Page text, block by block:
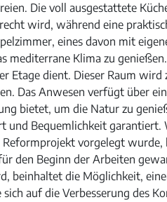
Die voll ausgestattete
wird, während eine
eines davon mit
mediterrane Klima zu
Etage dient. Dieser Raum
Das Anwesen verfügt über
bietet, um die Natur zu
und Bequemlichkeit
Reformprojekt vorgelegt
den Beginn der Arbeiten
beinhaltet die Möglichkeit,
auf die Verbesserung des